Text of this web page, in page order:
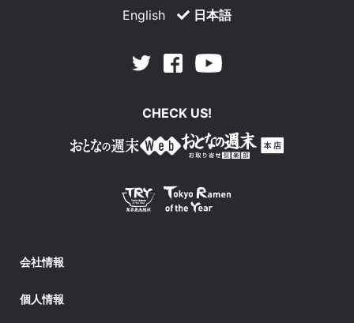
English 日本語
Twitter Facebook
CHECK US!
会社情報
個人情報